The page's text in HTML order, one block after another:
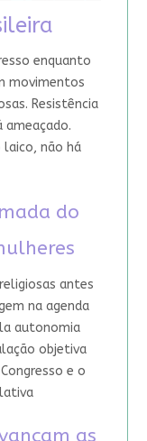
enquanto
movimentos
Resistência
ameaçado.
laico, não há
do
antes
na agenda
autonomia
objetiva
e o
as